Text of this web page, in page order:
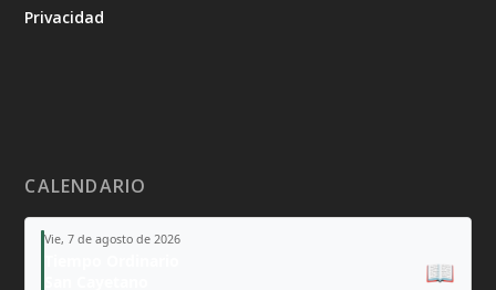
Privacidad
CALENDARIO
Vie, 7 de agosto de 2026
📖